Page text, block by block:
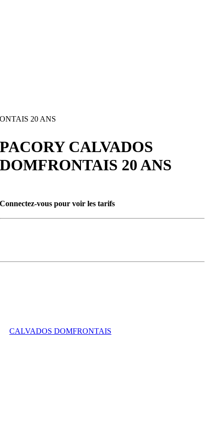
20 ANS
PACORY CALVADOS
DOMFRONTAIS 20 ANS
Connectez-vous pour voir les tarifs
CALVADOS DOMFRONTAIS